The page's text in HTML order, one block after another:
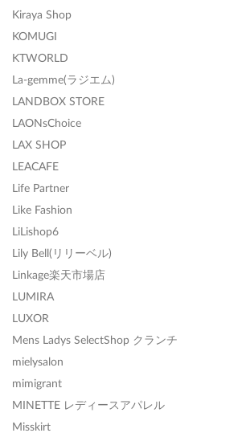
Kiraya Shop
KOMUGI
KTWORLD
La-gemme(ラジエム)
LANDBOX STORE
LAONsChoice
LAX SHOP
LEACAFE
Life Partner
Like Fashion
LiLishop6
Lily Bell(リリーベル)
Linkage楽天市場店
LUMIRA
LUXOR
Mens Ladys SelectShop クランチ
mielysalon
mimigrant
MINETTE レディースアパレル
Misskirt